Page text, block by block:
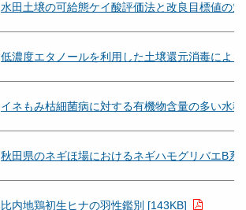
水田土壌の可給態ケイ酸評価法と改良目標値の
低濃度エタノールを利用した土壌還元消毒によ
イネもみ枯細菌病に対する有機物含量の多い水
秋田県のネギほ場におけるネギハモグリバエB
比内地鶏初生ヒナの羽性鑑別 [143KB]